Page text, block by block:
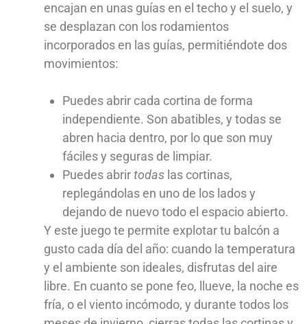
encajan en unas guías en el techo y el suelo, y
se desplazan con los rodamientos
incorporados en las guías, permitiéndote dos
movimientos:
Puedes abrir cada cortina de forma
independiente. Son abatibles, y todas se
abren hacia dentro, por lo que son muy
fáciles y seguras de limpiar.
Puedes abrirtodas las cortinas,
replegándolas en uno de los lados y
dejando de nuevo todo el espacio abierto.
Y este juego te permite explotar tu balcón a
gusto cada día del año: cuando la temperatura
y el ambiente son ideales, disfrutas del aire
libre. En cuanto se pone feo, llueve, la noche es
fría, o el viento incómodo, y durante todos los